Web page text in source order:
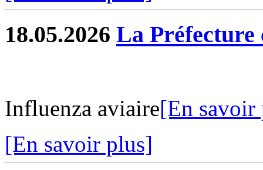
18.05.2026 La Préfecture
Influenza aviaire[En savoir
[En savoir plus]